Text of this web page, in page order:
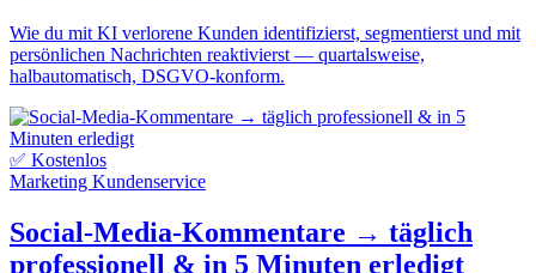
Wie du mit KI verlorene Kunden identifizierst, segmentierst und mit
persönlichen Nachrichten reaktivierst — quartalsweise,
halbautomatisch, DSGVO-konform.
✅ Kostenlos
Marketing Kundenservice
Social-Media-Kommentare → täglich
professionell & in 5 Minuten erledigt